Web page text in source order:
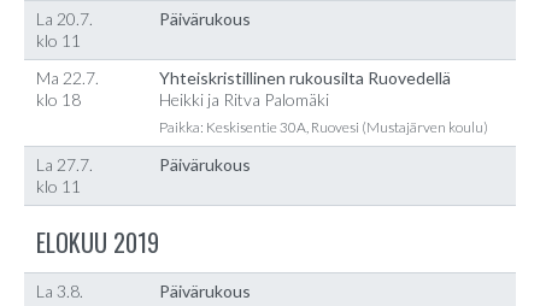
La 20.7.
klo 11
Päivärukous
Ma 22.7.
klo 18
Yhteiskristillinen rukousilta Ruovedellä
Heikki ja Ritva Palomäki
Paikka: Keskisentie 30A, Ruovesi (Mustajärven koulu)
La 27.7.
klo 11
Päivärukous
ELOKUU 2019
La 3.8.
Päivärukous